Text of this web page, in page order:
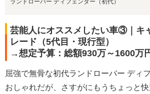
ランドローバー ディフェンダー（初代）
芸能人にオススメしたい車③｜キ
レード（5代目・現行型）
→想定予算：総額930万～1600万
屈強で無骨な初代ランドローバー ディ
おしゃれだが、さすがにもうちょっと